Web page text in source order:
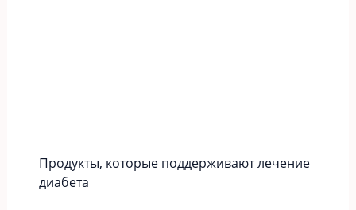
Продукты, которые поддерживают лечение
диабета